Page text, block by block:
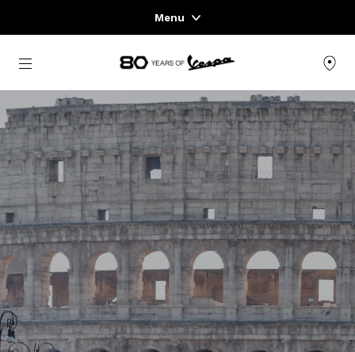
Menu
Home
FAHRZEUGAUSWAHL
KLEIDUNG & LIFESTYLE
EXPERIENCES
CONCEPT STORE
zurück zum Hauptinhalt